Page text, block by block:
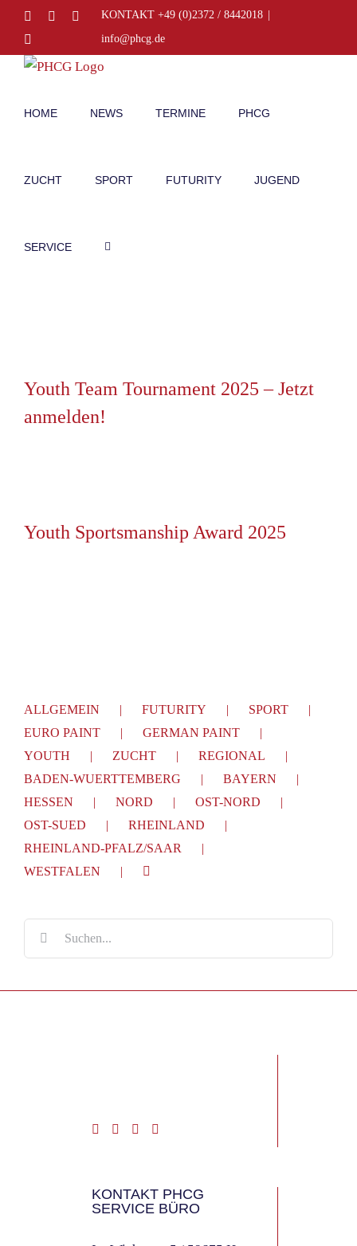
Inhalt
springen
FacebookInstagramKONTAKT +49 (0)2372 / 8442018
info@phcg.de
HOME NEWS TERMINE PHCG
ZUCHT SPORT FUTURITY JUGEND
SERVICE
Youth Team Tournament 2025 – Jetzt
anmelden!
Youth Sportsmanship Award 2025
ALLGEMEIN FUTURITY
SPORT
EURO PAINT
GERMAN PAINT
YOUTH
ZUCHT
REGIONAL
BADEN-WUERTTEMBERG
BAYERN
HESSEN
NORD
OST-NORD
OST-SUED
RHEINLAND
RHEINLAND-PFALZ/SAAR
WESTFALEN
Suche
nach:
KONTAKT PHCG
SERVICE BÜRO